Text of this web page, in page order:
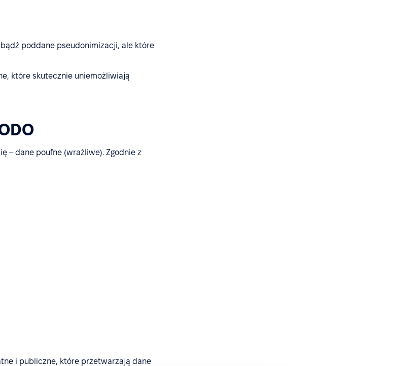
poddane pseudonimizacji, ale które
które skutecznie uniemożliwiają
– dane poufne (wrażliwe). Zgodnie z
i publiczne, które przetwarzają dane